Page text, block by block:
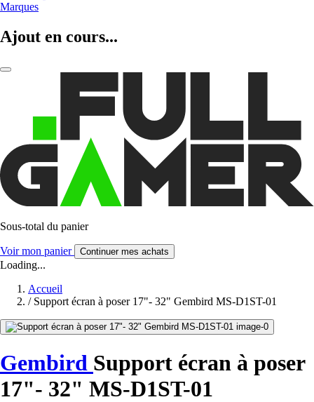
Marques
Ajout en cours...
Sous-total du panier
Voir mon panier Continuer mes achats
Loading...
Accueil
/ Support écran à poser 17"- 32" Gembird MS-D1ST-01
Gembird Support écran à poser
17"- 32" MS-D1ST-01